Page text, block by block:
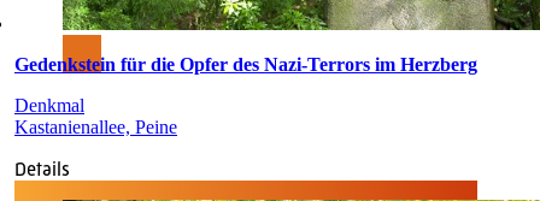
Gedenkstein für die Opfer des Nazi-Terrors im Herzberg
Denkmal
Kastanienallee, Peine
Details